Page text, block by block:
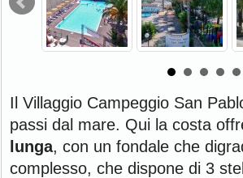
Il Villaggio Campeggio San
passi dal mare. Qui la costa
lunga, con un fondale che
complesso, che dispone di 3